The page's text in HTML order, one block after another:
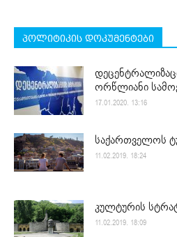
პოლიტიკის დოკუმენტები
ორწლიანი
17.01.2020. 13:16
საქართველოს
11.02.2019. 18:24
კულტურის
11.02.2019. 18:09